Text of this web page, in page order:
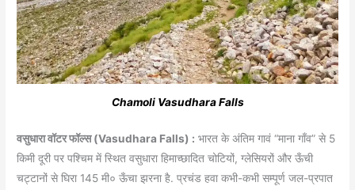
Chamoli Vasudhara Falls
वसुधारा वाॅटर फॉल्स (Vasudhara Falls) : भारत के अंतिम गावं “माना गाँव” से 5
किमी दूरी पर पश्चिम में स्थित वसुधारा हिमाच्छादित चोटियों, ग्लेसियरों और ऊँची
चट्टानों से घिरा 145 मी० ऊँचा झरना है. प्रचंड हवा कभी-कभी सम्पूर्ण जल-प्रपात